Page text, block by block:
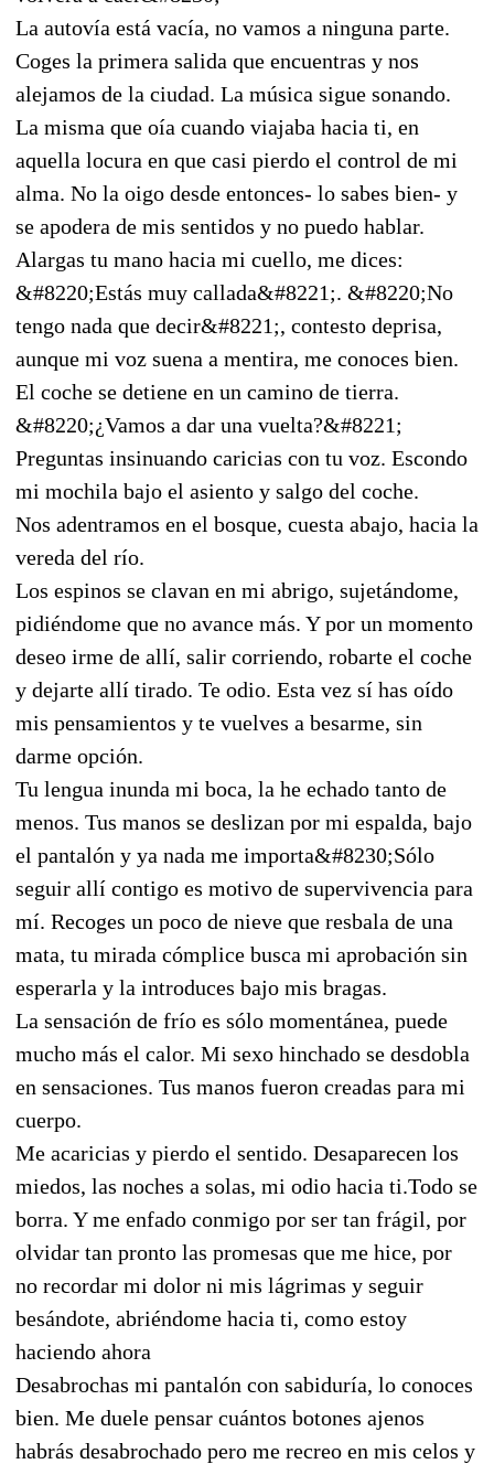
La autovía está vacía, no vamos a ninguna parte.
Coges la primera salida que encuentras y nos
alejamos de la ciudad. La música sigue sonando.
La misma que oía cuando viajaba hacia ti, en
aquella locura en que casi pierdo el control de mi
alma. No la oigo desde entonces- lo sabes bien- y
se apodera de mis sentidos y no puedo hablar.
Alargas tu mano hacia mi cuello, me dices:
&#8220;Estás muy callada&#8221;. &#8220;No
tengo nada que decir&#8221;, contesto deprisa,
aunque mi voz suena a mentira, me conoces bien.
El coche se detiene en un camino de tierra.
&#8220;¿Vamos a dar una vuelta?&#8221;
Preguntas insinuando caricias con tu voz. Escondo
mi mochila bajo el asiento y salgo del coche.
Nos adentramos en el bosque, cuesta abajo, hacia la
vereda del río.
Los espinos se clavan en mi abrigo, sujetándome,
pidiéndome que no avance más. Y por un momento
deseo irme de allí, salir corriendo, robarte el coche
y dejarte allí tirado. Te odio. Esta vez sí has oído
mis pensamientos y te vuelves a besarme, sin
darme opción.
Tu lengua inunda mi boca, la he echado tanto de
menos. Tus manos se deslizan por mi espalda, bajo
el pantalón y ya nada me importa&#8230;Sólo
seguir allí contigo es motivo de supervivencia para
mí. Recoges un poco de nieve que resbala de una
mata, tu mirada cómplice busca mi aprobación sin
esperarla y la introduces bajo mis bragas.
La sensación de frío es sólo momentánea, puede
mucho más el calor. Mi sexo hinchado se desdobla
en sensaciones. Tus manos fueron creadas para mi
cuerpo.
Me acaricias y pierdo el sentido. Desaparecen los
miedos, las noches a solas, mi odio hacia ti.Todo se
borra. Y me enfado conmigo por ser tan frágil, por
olvidar tan pronto las promesas que me hice, por
no recordar mi dolor ni mis lágrimas y seguir
besándote, abriéndome hacia ti, como estoy
haciendo ahora
Desabrochas mi pantalón con sabiduría, lo conoces
bien. Me duele pensar cuántos botones ajenos
habrás desabrochado pero me recreo en mis celos y